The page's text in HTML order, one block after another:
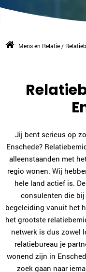
Mens en Relatie /
Jij bent serieus op
Enschede?
alleenstaanden met
regio wonen. Wij
hele land actief is.
consulenten die
begeleiding vanuit het
het grootste
netwerk is dus zowel
relatiebureau je
wonend zijn in
zoek gaan naar